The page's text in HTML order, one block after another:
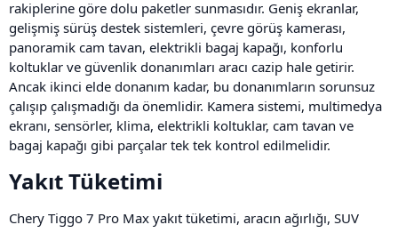
rakiplerine göre dolu paketler sunmasıdır. Geniş ekranlar,
gelişmiş sürüş destek sistemleri, çevre görüş kamerası,
panoramik cam tavan, elektrikli bagaj kapağı, konforlu
koltuklar ve güvenlik donanımları aracı cazip hale getirir.
Ancak ikinci elde donanım kadar, bu donanımların sorunsuz
çalışıp çalışmadığı da önemlidir. Kamera sistemi, multimedya
ekranı, sensörler, klima, elektrikli koltuklar, cam tavan ve
bagaj kapağı gibi parçalar tek tek kontrol edilmelidir.
Yakıt Tüketimi​
Chery Tiggo 7 Pro Max yakıt tüketimi, aracın ağırlığı, SUV